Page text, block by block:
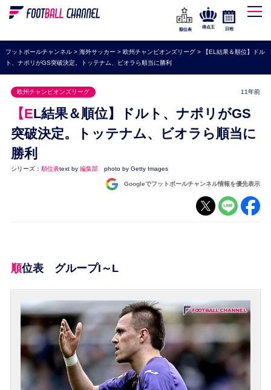
WEリーグ
海外サッカー
プレミアリーグ
ラ・リーガ
セリエA
ブンデスリーガ
ナショナルチーム
順位表
得点王 日程
フットボールチャンネル> 海外サッカー > 欧州チャンピオンズリーグ>
【EL結果＆順位】ドル
ト、ナポリがGS突破決定。トッテナム、ビオラら順当に勝利
欧州チャンピオンズリーグ 11年前
【EL結果＆順位】ドルト、ナポリがGS
突破決定。トッテナム、ビオラら順当に
勝利
シリーズ： 順位表text by 編集部 photo by Getty Images
Googleでフットボールチャンネル情報を優先表示
順位表 グループI～L